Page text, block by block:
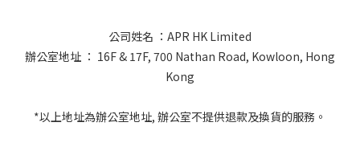
公司姓名 ：APR HK Limited
辦公室地址 ： 16F & 17F, 700 Nathan Road, Kowloon, Hong
Kong
*以上地址為辦公室地址, 辦公室不提供退款及換貨的服務。